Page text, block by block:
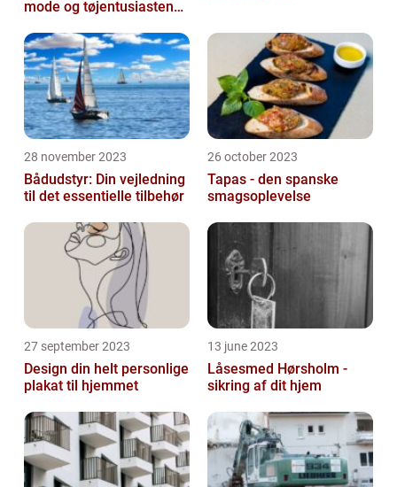
mode og tøjentusiastens
28 november 2023
Bådudstyr: Din vejledning
til det essentielle tilbehør
26 october 2023
Tapas - den spanske
smagsoplevelse
27 september 2023
Design din helt personlige
plakat til hjemmet
13 june 2023
Låsesmed Hørsholm -
sikring af dit hjem